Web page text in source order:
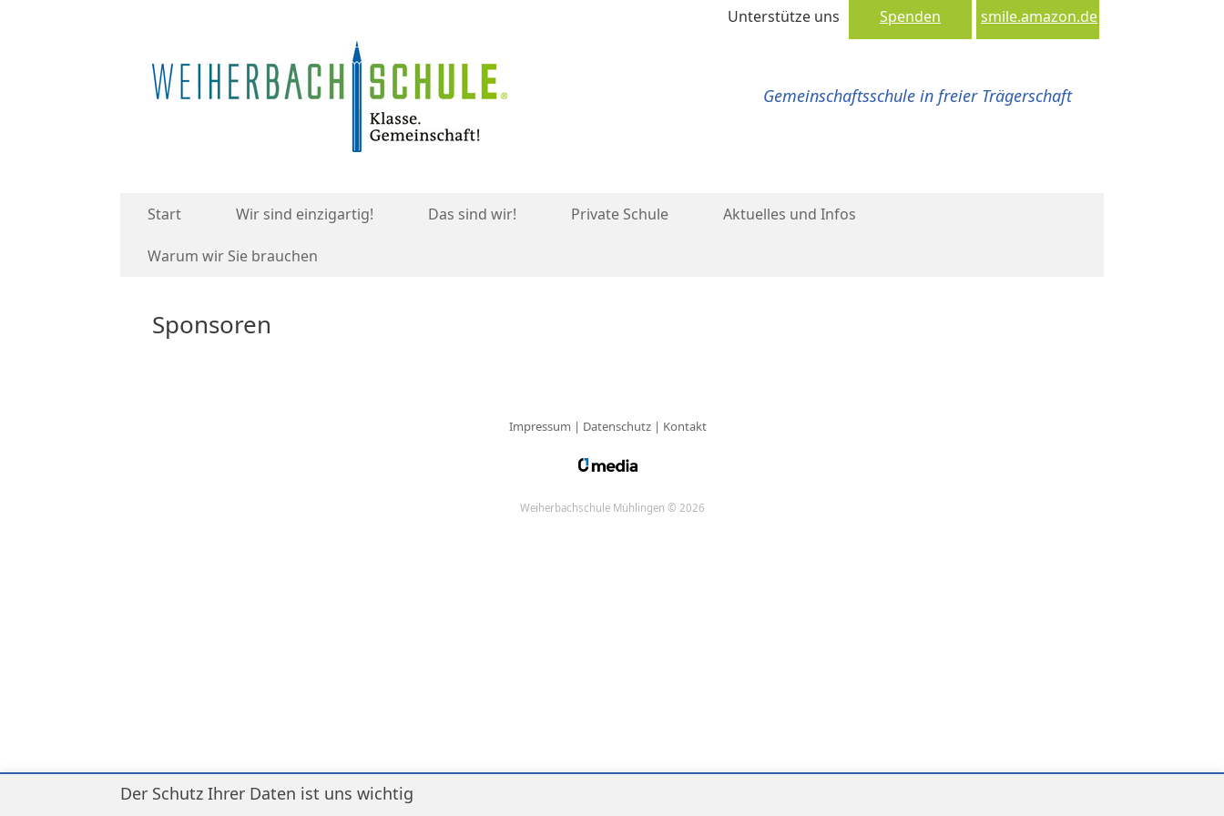
smile.amazon.de
Spenden
Unterstütze uns
Gemeinschaftsschule in freier Trägerschaft
Start Wir sind einzigartig! Das sind wir! Private Schule Aktuelles und Infos
Warum wir Sie brauchen
Sponsoren
Impressum | Datenschutz| Kontakt
Weiherbachschule Mühlingen © 2026
Der Schutz Ihrer Daten ist uns wichtig